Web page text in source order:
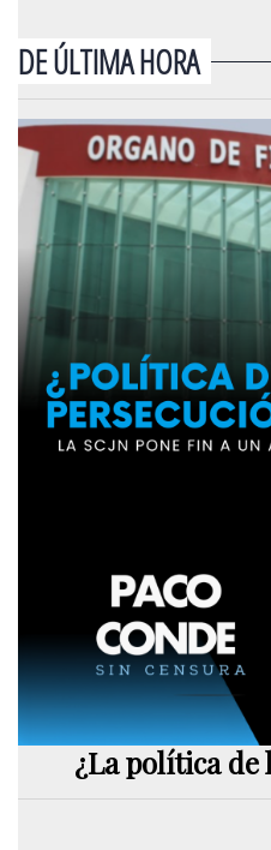
DE ÚLTIMA HORA
¿La política de